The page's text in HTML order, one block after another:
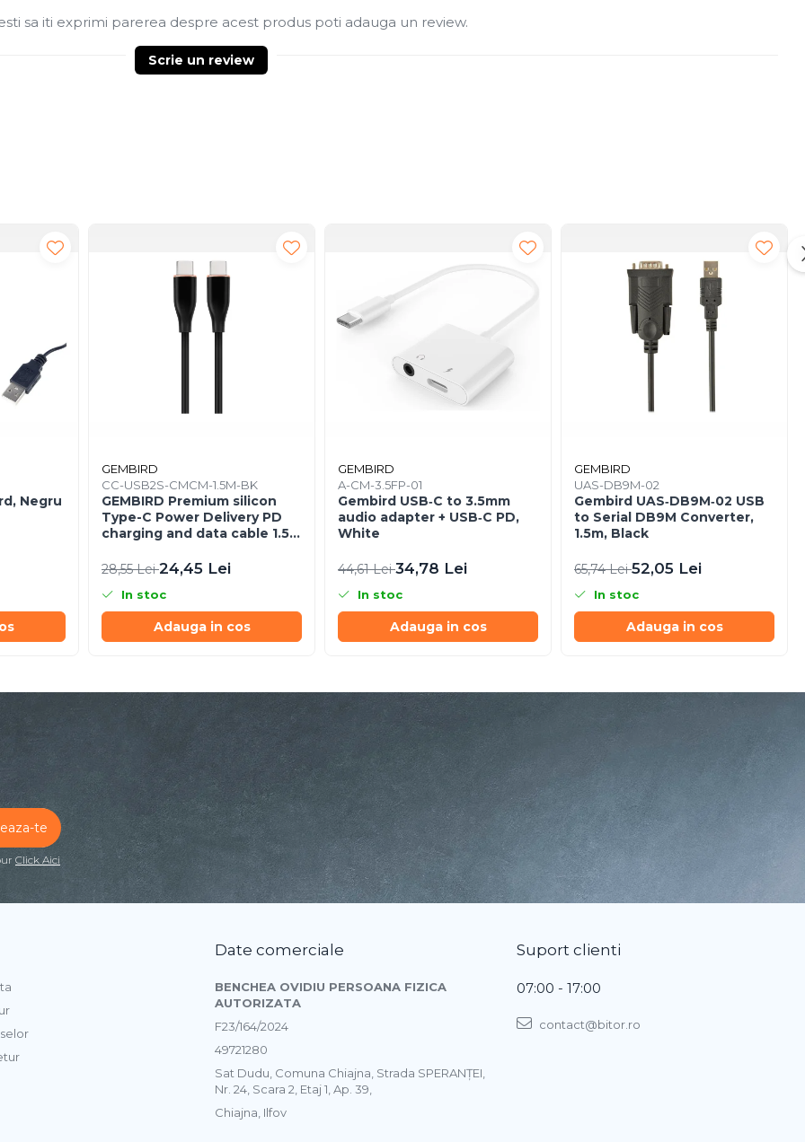
sa iti exprimi parerea despre acest produs poti adauga un review.
Scrie un review
Negru
GEMBIRD
CC-USB2S-CMCM-1.5M-BK
GEMBIRD Premium silicon
Type-C Power Delivery PD
charging and data cable 1.5m
28,55 Lei24,45 Lei
In stoc
Adauga in cos
GEMBIRD
A-CM-3.5FP-01
Gembird USB‑C to 3.5mm
audio adapter + USB‑C PD,
White
44,61 Lei34,78 Lei
In stoc
Adauga in cos
GEMBIRD
UAS-DB9M-02
Gembird UAS‑DB9M‑02 USB
to Serial DB9M Converter,
1.5m, Black
65,74 Lei52,05 Lei
In stoc
Adauga in cos
Click Aici
Date comerciale
BENCHEA OVIDIU PERSOANA FIZICA
AUTORIZATA
F23/164/2024
49721280
Sat Dudu, Comuna Chiajna, Strada SPERANŢEI,
Nr. 24, Scara 2, Etaj 1, Ap. 39,
Chiajna, Ilfov
Suport clienti
07:00 - 17:00
contact@bitor.ro